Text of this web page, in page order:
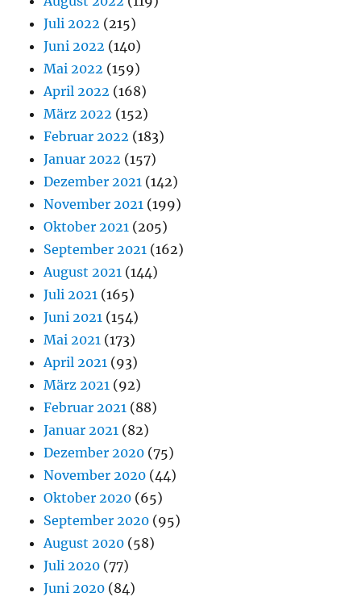
Juli 2022 (215)
Juni 2022 (140)
Mai 2022 (159)
April 2022 (168)
März 2022 (152)
Februar 2022 (183)
Januar 2022 (157)
Dezember 2021 (142)
November 2021 (199)
Oktober 2021 (205)
September 2021 (162)
August 2021 (144)
Juli 2021 (165)
Juni 2021 (154)
Mai 2021 (173)
April 2021 (93)
März 2021 (92)
Februar 2021 (88)
Januar 2021 (82)
Dezember 2020 (75)
November 2020 (44)
Oktober 2020 (65)
September 2020 (95)
August 2020 (58)
Juli 2020 (77)
Juni 2020 (84)